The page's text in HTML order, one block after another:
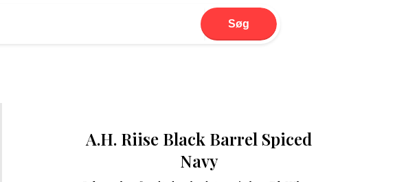
Søg
A.H. Riise Black Barrel Spiced
Navy